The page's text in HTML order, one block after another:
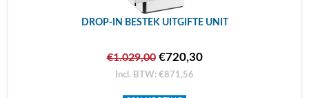
DROP-IN BESTEK UITGIFTE UNIT
€1.029,00€720,30
Incl. BTW: €871,56